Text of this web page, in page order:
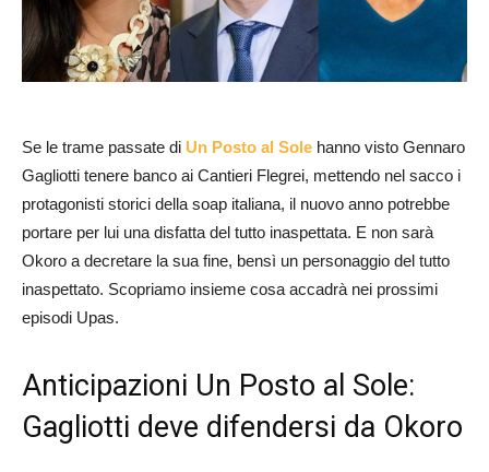
Se le trame passate di Un Posto al Sole hanno visto Gennaro
Gagliotti tenere banco ai Cantieri Flegrei, mettendo nel sacco i
protagonisti storici della soap italiana, il nuovo anno potrebbe
portare per lui una disfatta del tutto inaspettata. E non sarà
Okoro a decretare la sua fine, bensì un personaggio del tutto
inaspettato. Scopriamo insieme cosa accadrà nei prossimi
episodi Upas.
Anticipazioni Un Posto al Sole:
Gagliotti deve difendersi da Okoro